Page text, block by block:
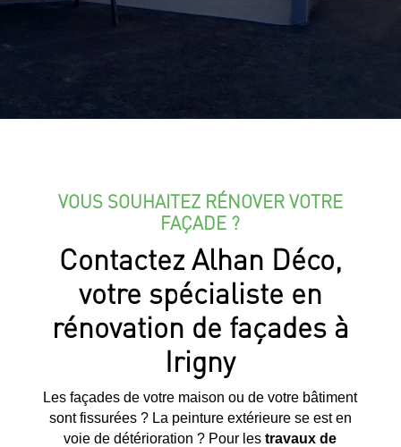
VOUS SOUHAITEZ RÉNOVER VOTRE
FAÇADE ?
Contactez Alhan Déco,
votre spécialiste en
rénovation de façades à
Irigny
Les façades de votre maison ou de votre bâtiment
sont fissurées ? La peinture extérieure se est en
voie de détérioration ? Pour lestravaux de